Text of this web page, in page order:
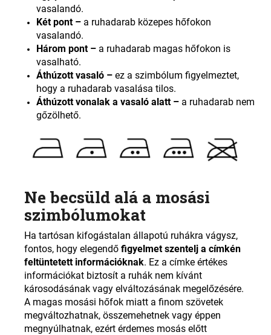
vasalandó.
Két pont – a ruhadarab közepes hőfokon
vasalandó.
Három pont – a ruhadarab magas hőfokon is
vasalható.
Áthúzott vasaló – ez a szimbólum figyelmeztet,
hogy a ruhadarab vasalása tilos.
Áthúzott vonalak a vasaló alatt – a ruhadarab nem
gőzölhető.
Ne becsüld alá a mosási
szimbólumokat
Ha tartósan kifogástalan állapotú ruhákra vágysz,
fontos, hogy elegendő figyelmet szentelj a címkén
feltüntetett információknak. Ez a címke értékes
információkat biztosít a ruhák nem kívánt
károsodásának vagy elváltozásának megelőzésére.
A magas mosási hőfok miatt a finom szövetek
megváltozhatnak, összemehetnek vagy éppen
megnyúlhatnak, ezért érdemes mosás előtt